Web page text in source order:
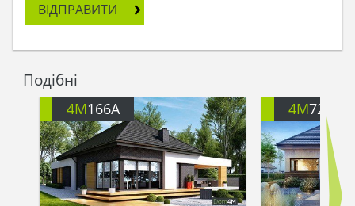
ВІДПРАВИТИ
Подібні
4M166A 4M722